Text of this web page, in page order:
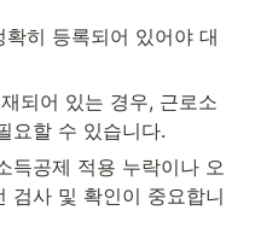
히 등록되어 있어야 대
되어 있는 경우, 근로소
요할 수 있습니다.
공제 적용 누락이나 오
검사 및 확인이 중요합니